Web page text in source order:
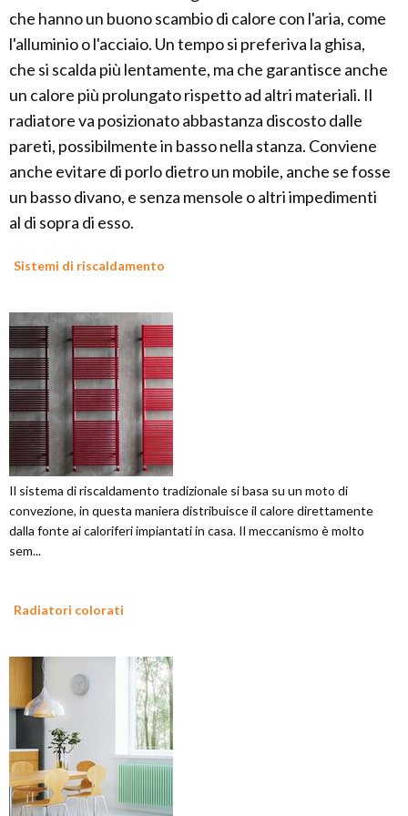
che hanno un buono scambio di calore con l'aria, come
l'alluminio o l'acciaio. Un tempo si preferiva la ghisa,
che si scalda più lentamente, ma che garantisce anche
un calore più prolungato rispetto ad altri materiali. Il
radiatore va posizionato abbastanza discosto dalle
pareti, possibilmente in basso nella stanza. Conviene
anche evitare di porlo dietro un mobile, anche se fosse
un basso divano, e senza mensole o altri impedimenti
al di sopra di esso.
Sistemi di riscaldamento
Il sistema di riscaldamento tradizionale si basa su un moto di
convezione, in questa maniera distribuisce il calore direttamente
dalla fonte ai caloriferi impiantati in casa. Il meccanismo è molto
sem...
Radiatori colorati